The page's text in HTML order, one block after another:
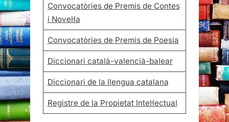
Convocatòries de Premis de Contes
i Novel·la
Convocatòries de Premis de Poesia
Diccionari català-valencià-balear
Diccionari de la llengua catalana
Registre de la Propietat Intel·lectual